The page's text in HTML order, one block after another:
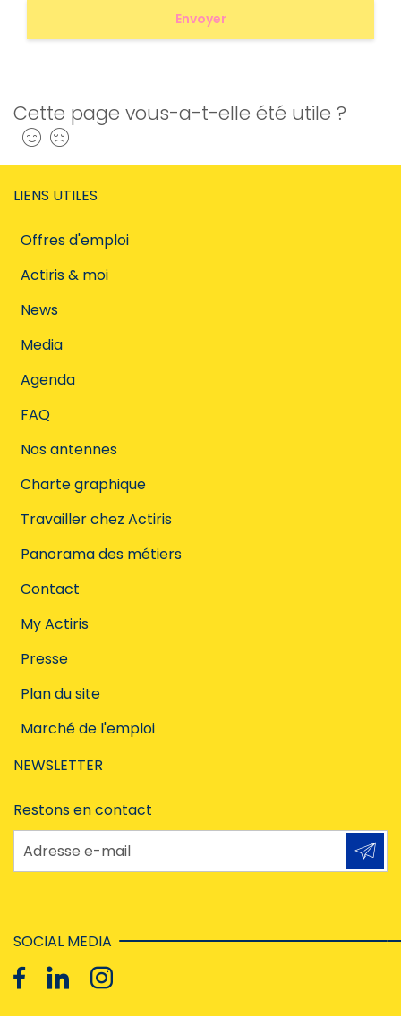
Cette page vous-a-t-elle été utile ?
Oui
LIENS UTILES
Offres d'emploi
Actiris & moi
News
Media
Agenda
FAQ
Nos antennes
Charte graphique
Travailler chez Actiris
Panorama des métiers
Contact
My Actiris
Presse
Plan du site
Marché de l'emploi
NEWSLETTER
Restons en contact
Adresse e-mail
SOCIAL MEDIA